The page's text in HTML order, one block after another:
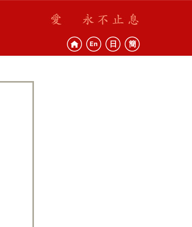
En 日 簡